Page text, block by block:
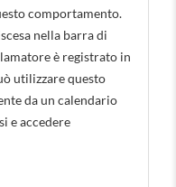
comportamento.
nella barra di
è registrato in
utilizzare questo
da un calendario
e accedere